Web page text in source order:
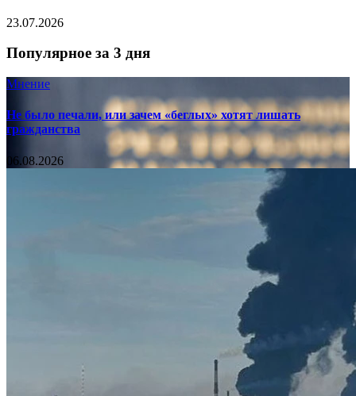
23.07.2026
Популярное за 3 дня
Мнение
Не было печали, или зачем «беглых» хотят лишать
гражданства
06.08.2026